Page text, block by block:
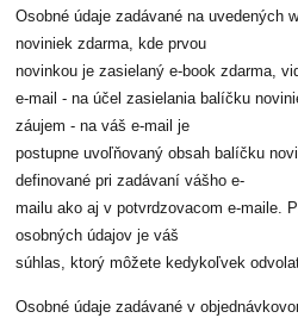
Osobné údaje zadávané na uvedených
noviniek zdarma, kde prvou
novinkou je zasielaný e-book zdarma,
e-mail - na účel zasielania balíčku
záujem - na váš e-mail je
postupne uvoľňovaný obsah balíčku
definované pri zadávaní vášho e-
mailu ako aj v potvrdzovacom e-maile.
osobných údajov je váš
súhlas, ktorý môžete kedykoľvek
Osobné údaje zadávané v